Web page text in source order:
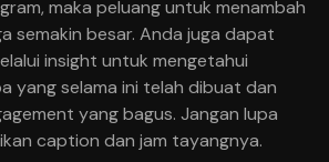
maka peluang untuk menambah
semakin besar. Anda juga dapat
insight untuk mengetahui
yang selama ini telah dibuat dan
yang bagus. Jangan lupa
caption dan jam tayangnya.